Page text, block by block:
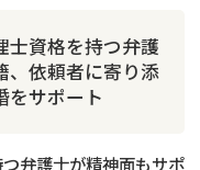
士資格を持つ弁護
、依頼者に寄り添
をサポート
弁護士が精神面もサポ